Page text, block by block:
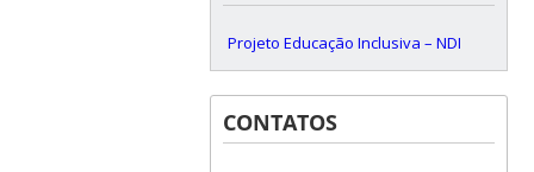
Projeto Educação Inclusiva – NDI
CONTATOS